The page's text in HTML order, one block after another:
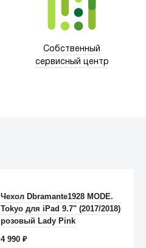
Anker
Собственный
сервисный центр
Чехол Dbramante1928 MODE.
Tokyo для iPad 9.7" (2017/2018)
розовый Lady Pink
4 990₽